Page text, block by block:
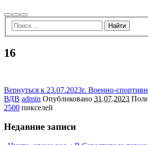
НайтиБольше
информации
Главное
меню
16
Вернуться к 23.07.2023г. Военно-
ВДВ admin Опубликовано 31.07.2023
2500 пикселей
Недавние записи